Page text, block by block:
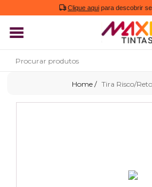
Clique aqui para descobrir
Tira Risco/